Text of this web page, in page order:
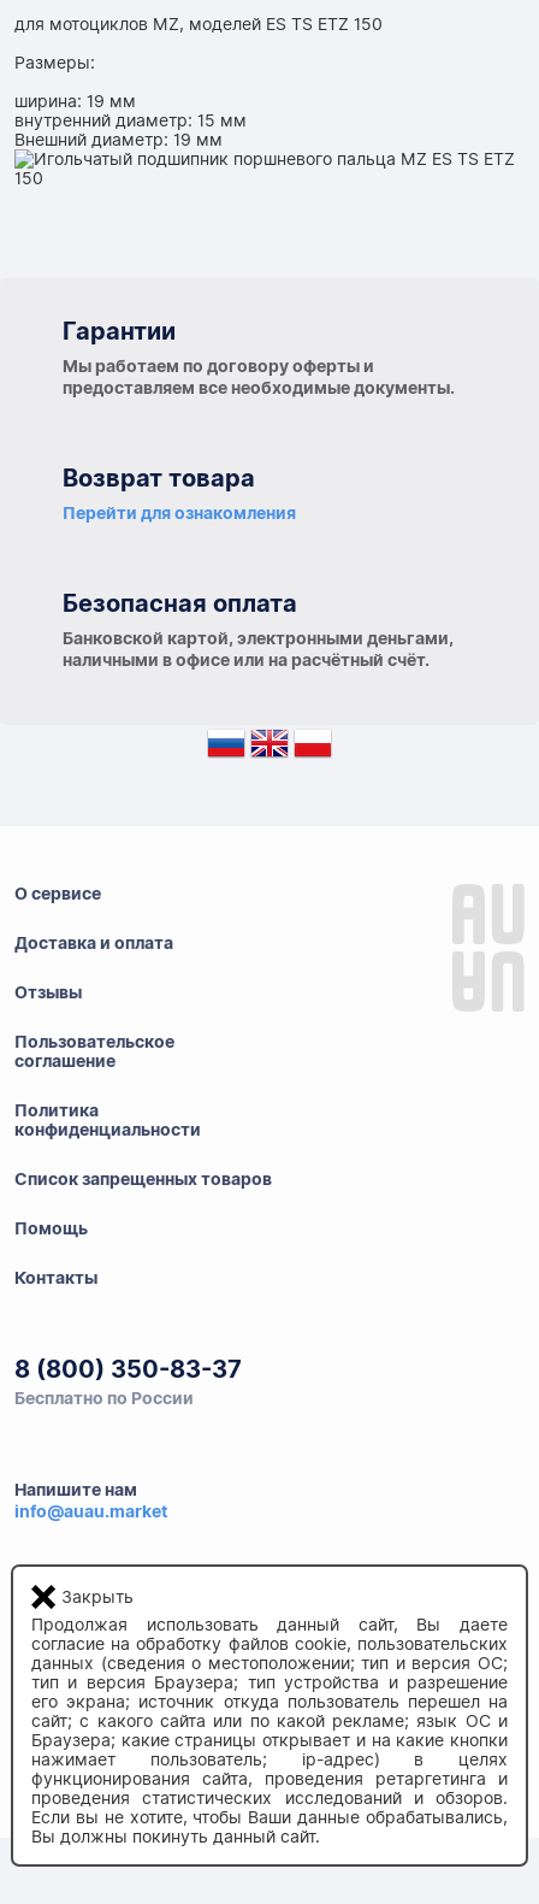
для мотоциклов MZ, моделей ES TS ETZ 150
Размеры:
ширина: 19 мм
внутренний диаметр: 15 мм
Внешний диаметр: 19 мм
Гарантии
Мы работаем по договору оферты и
предоставляем все необходимые документы.
Возврат товара
Перейти для ознакомления
Безопасная оплата
Банковской картой, электронными деньгами,
наличными в офисе или на расчётный счёт.
О сервисе
Доставка и оплата
Отзывы
Пользовательское
соглашение
Политика
конфиденциальности
Список запрещенных товаров
Помощь
Контакты
8 (800) 350-83-37
Бесплатно по России
Напишите нам
info@auau.market
236027, г.Калининград
ул.Калязинская 6, оф. 2
© 2020-2026 auau.market
Закрыть
Продолжая использовать данный сайт, Вы даете
согласие на обработку файлов cookie, пользовательских
данных (сведения о местоположении; тип и версия ОС;
тип и версия Браузера; тип устройства и разрешение
его экрана; источник откуда пользователь перешел на
сайт; с какого сайта или по какой рекламе; язык ОС и
Браузера; какие страницы открывает и на какие кнопки
нажимает пользователь; ip-адрес) в целях
функционирования сайта, проведения ретаргетинга и
проведения статистических исследований и обзоров.
Если вы не хотите, чтобы Ваши данные обрабатывались,
Вы должны покинуть данный сайт.